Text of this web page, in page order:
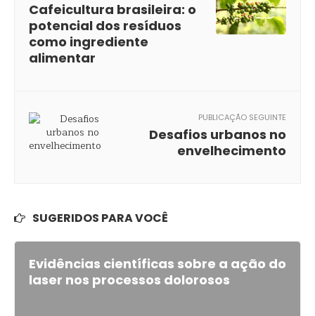
Cafeicultura brasileira: o
potencial dos resíduos
como ingrediente
alimentar
PUBLICAÇÃO SEGUINTE
Desafios urbanos no
envelhecimento
SUGERIDOS PARA VOCÊ
Evidências científicas sobre a ação do
laser nos processos dolorosos